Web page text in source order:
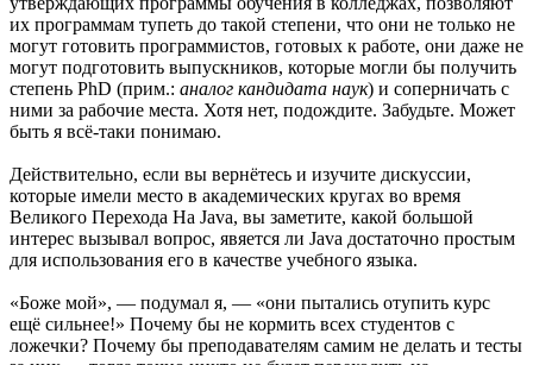
их программам тупеть до такой степени, что они не только не
могут готовить программистов, готовых к работе, они даже не
могут подготовить выпускников, которые могли бы получить
степень PhD (прим.: аналог кандидата наук) и соперничать с
ними за рабочие места. Хотя нет, подождите. Забудьте. Может
быть я всё-таки понимаю.
Действительно, если вы вернётесь и изучите дискуссии,
которые имели место в академических кругах во время
Великого Перехода На Java, вы заметите, какой большой
интерес вызывал вопрос, явяется ли Java достаточно простым
для использования его в качестве учебного языка.
«Боже мой», — подумал я, — «они пытались отупить курс
ещё сильнее!» Почему бы не кормить всех студентов с
ложечки? Почему бы преподавателям самим не делать и тесты